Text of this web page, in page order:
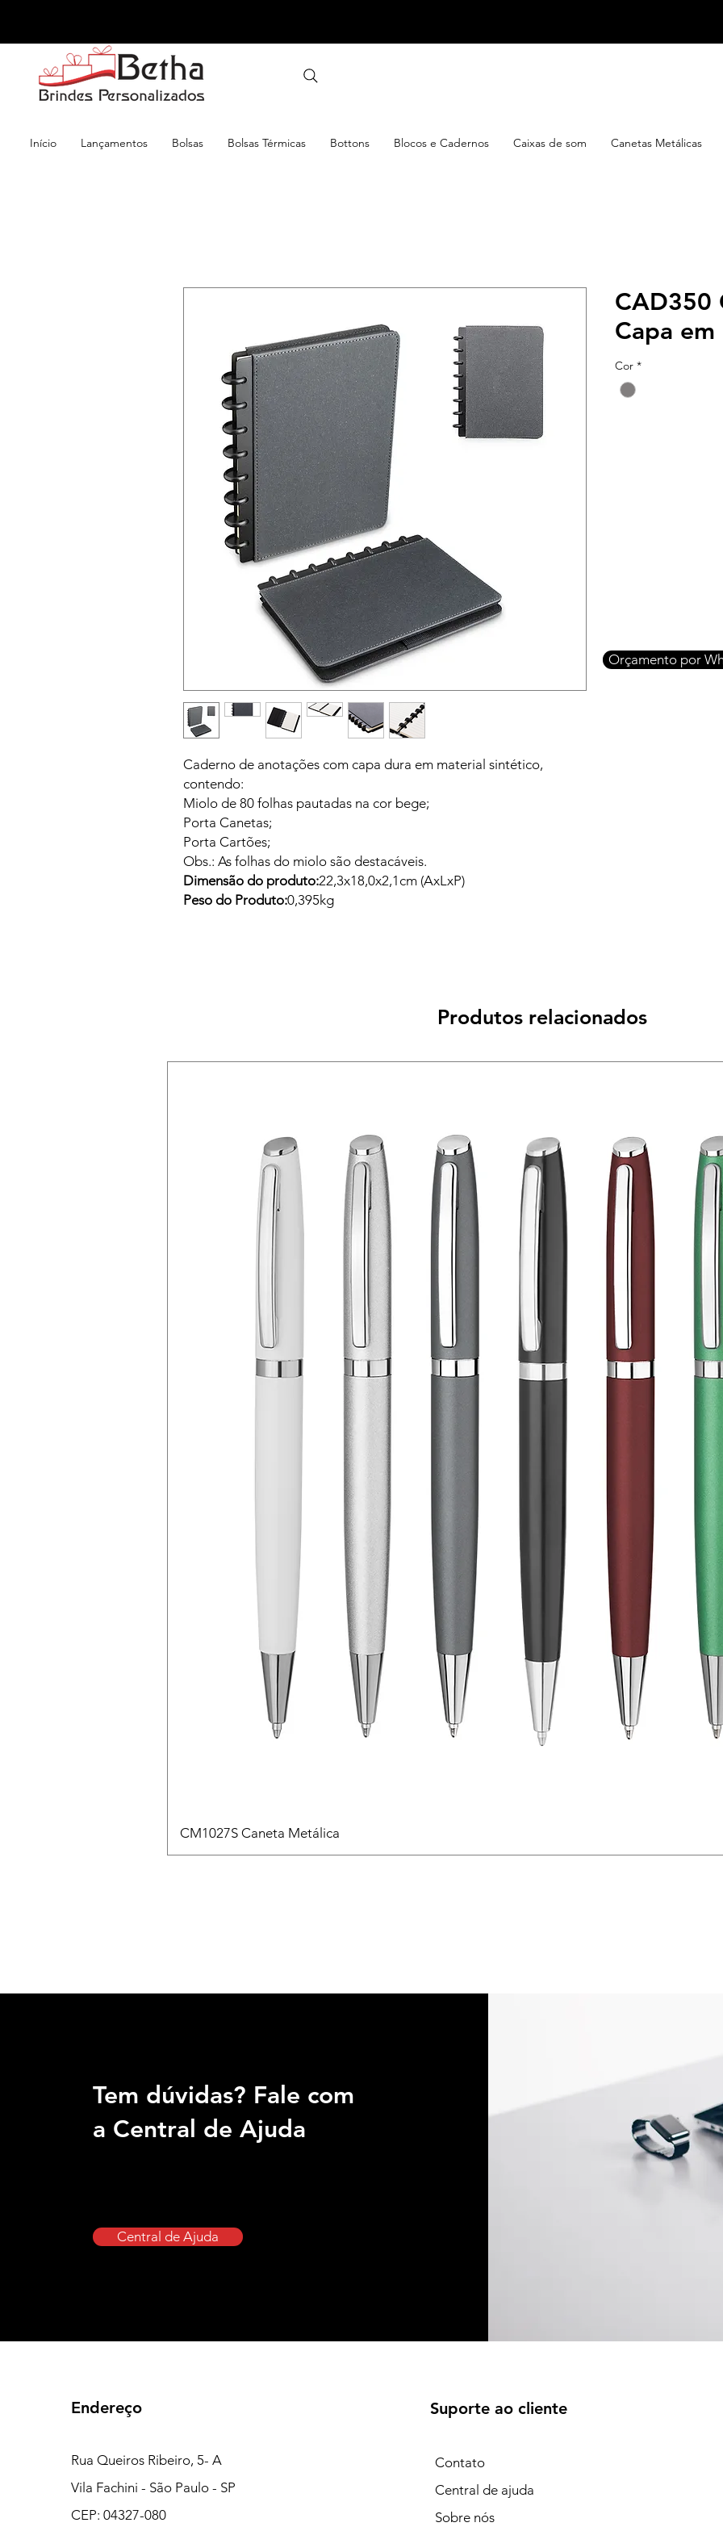
Início Lançamentos Bolsas Bolsas Térmicas Bottons Blocos e Cadernos Caixas de som Canetas Metálicas
Caderno de anotações com capa dura em material sintético,
contendo:
Miolo de 80 folhas pautadas na cor bege;
Porta Canetas;
Porta Cartões;
Obs.: As folhas do miolo são destacáveis.
Dimensão do produto:22,3x18,0x2,1cm (AxLxP)
Peso do Produto:0,395kg
CAD350
Capa em
Cor *
Orçamento por
Produtos relacionados
CM1027S Caneta Metálica
Tem dúvidas? Fale com
a Central de Ajuda
Central de Ajuda
Endereço
Rua Queiros Ribeiro, 5- A
Vila Fachini - São Paulo - SP
CEP: 04327-080
Suporte ao cliente
Contato
Central de ajuda
Sobre nós